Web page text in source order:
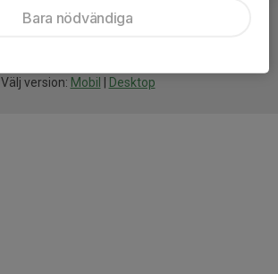
Välj version: Mobil Desktop
Bara nödvändiga